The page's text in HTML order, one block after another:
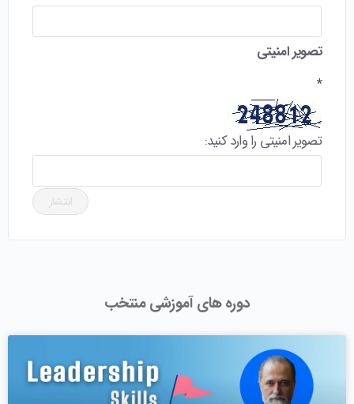
تصویر امنیتی
*
تصویر امنیتی را وارد کنید:
دوره های آموزشی منتخب